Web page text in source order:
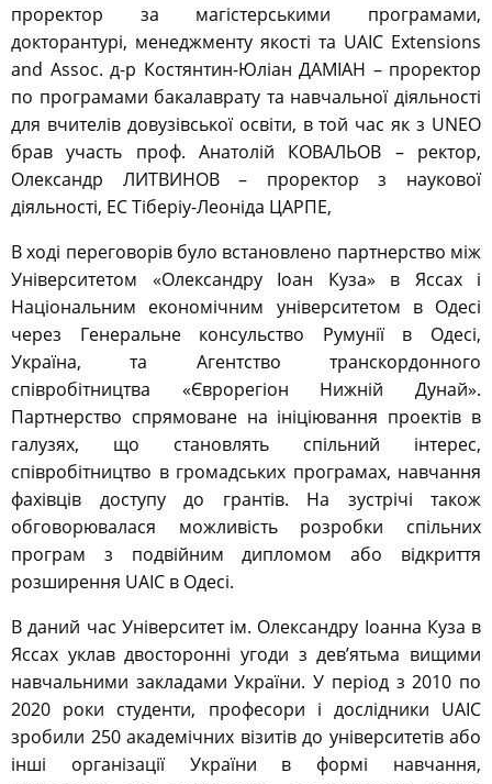
проректор за магістерськими програмами,
докторантурі, менеджменту якості та UAIC Extensions
and Assoc. д-р Костянтин-Юліан ДАМІАН – проректор
по програмами бакалаврату та навчальної діяльності
для вчителів довузівської освіти, в той час як з UNEO
брав участь проф. Анатолій КОВАЛЬОВ – ректор,
Олександр ЛИТВИНОВ – проректор з наукової
діяльності, ЕС Тіберіу-Леоніда ЦАРПЕ,
В ході переговорів було встановлено партнерство між
Університетом «Олександру Іоан Куза» в Яссах і
Національним економічним університетом в Одесі
через Генеральне консульство Румунії в Одесі,
Україна, та Агентство транскордонного
співробітництва «Єврорегіон Нижній Дунай».
Партнерство спрямоване на ініціювання проектів в
галузях, що становлять спільний інтерес,
співробітництво в громадських програмах, навчання
фахівців доступу до грантів. На зустрічі також
обговорювалася можливість розробки спільних
програм з подвійним дипломом або відкриття
розширення UAIC в Одесі.
В даний час Університет ім. Олександру Іоанна Куза в
Яссах уклав двосторонні угоди з дев’ятьма вищими
навчальними закладами України. У період з 2010 по
2020 роки студенти, професори і дослідники UAIC
зробили 250 академічних візитів до університетів або
інші організації України в формі навчання,